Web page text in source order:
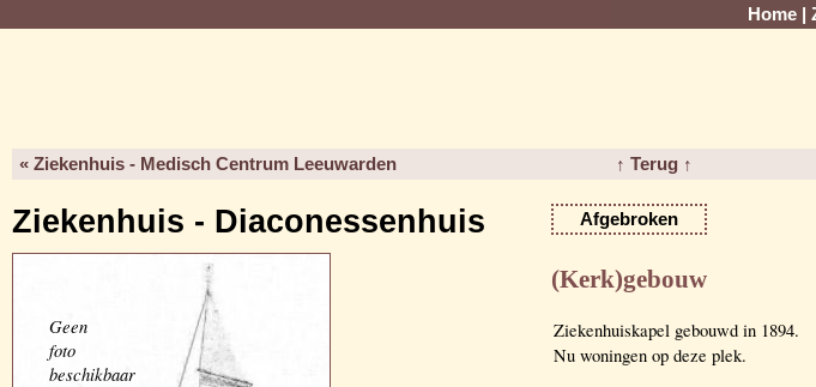
Home
« Ziekenhuis - Medisch Centrum Leeuwarden ↑ Terug ↑
Ziekenhuis - Diaconessenhuis Afgebroken
Geen
foto
beschikbaar
(Kerk)gebouw
Ziekenhuiskapel gebouwd in 1894.
Nu woningen op deze plek.